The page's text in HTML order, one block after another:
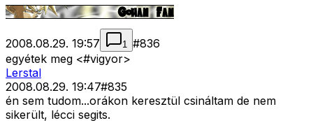
2008.08.29. 19:57 1 #836
egyétek meg <#vigyor>
Lerstal
2008.08.29. 19:47#835
én sem tudom...orákon keresztül csináltam de nem
sikerült, lécci segits.